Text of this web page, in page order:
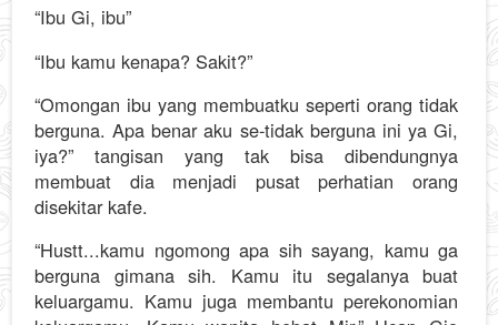
“Ibu Gi, ibu”
“Ibu kamu kenapa? Sakit?”
“Omongan ibu yang membuatku seperti orang tidak
berguna. Apa benar aku se-tidak berguna ini ya Gi,
iya?” tangisan yang tak bisa dibendungnya
membuat dia menjadi pusat perhatian orang
disekitar kafe.
“Hustt...kamu ngomong apa sih sayang, kamu ga
berguna gimana sih. Kamu itu segalanya buat
keluargamu. Kamu juga membantu perekonomian